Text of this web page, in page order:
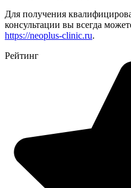
Для получения
консультации вы всегда
https://neoplus-clinic.ru.
Рейтинг